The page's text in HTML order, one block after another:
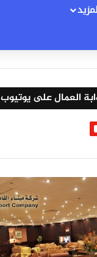
العمال على يوتيوب